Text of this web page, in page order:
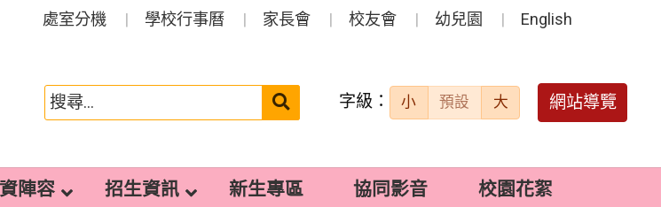
處室分機 學校行事曆 家長會 校友會 幼兒園 English
搜
送出 字級： 小 預設 大 網站導覽
陣容 招生資訊 新生專區 協同影音 校園花絮